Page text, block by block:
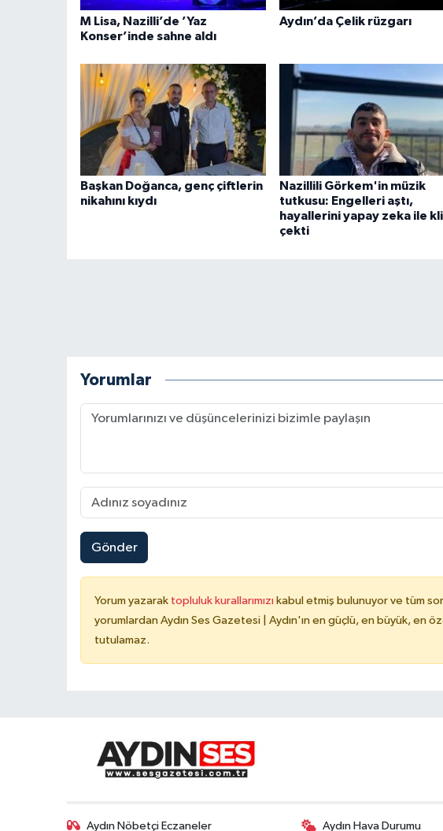
M Lisa, Nazilli’de ’Yaz
Konser’inde sahne aldı
Aydın’da Çelik rüzgarı
Başkan Doğanca, genç çiftlerin
nikahını kıydı
Nazillili Görkem'in müzik
tutkusu: Engelleri aştı,
hayallerini yapay zeka ile
çekti
Yorumlar
Gönder
Yorum yazarak topluluk kurallarımızı kabul etmiş bulunuyor ve tüm
yorumlardan Aydın Ses Gazetesi | Aydın'ın en güçlü, en büyük, en
tutulamaz.
Aydın Nöbetçi Eczaneler Aydın Hava Durumu